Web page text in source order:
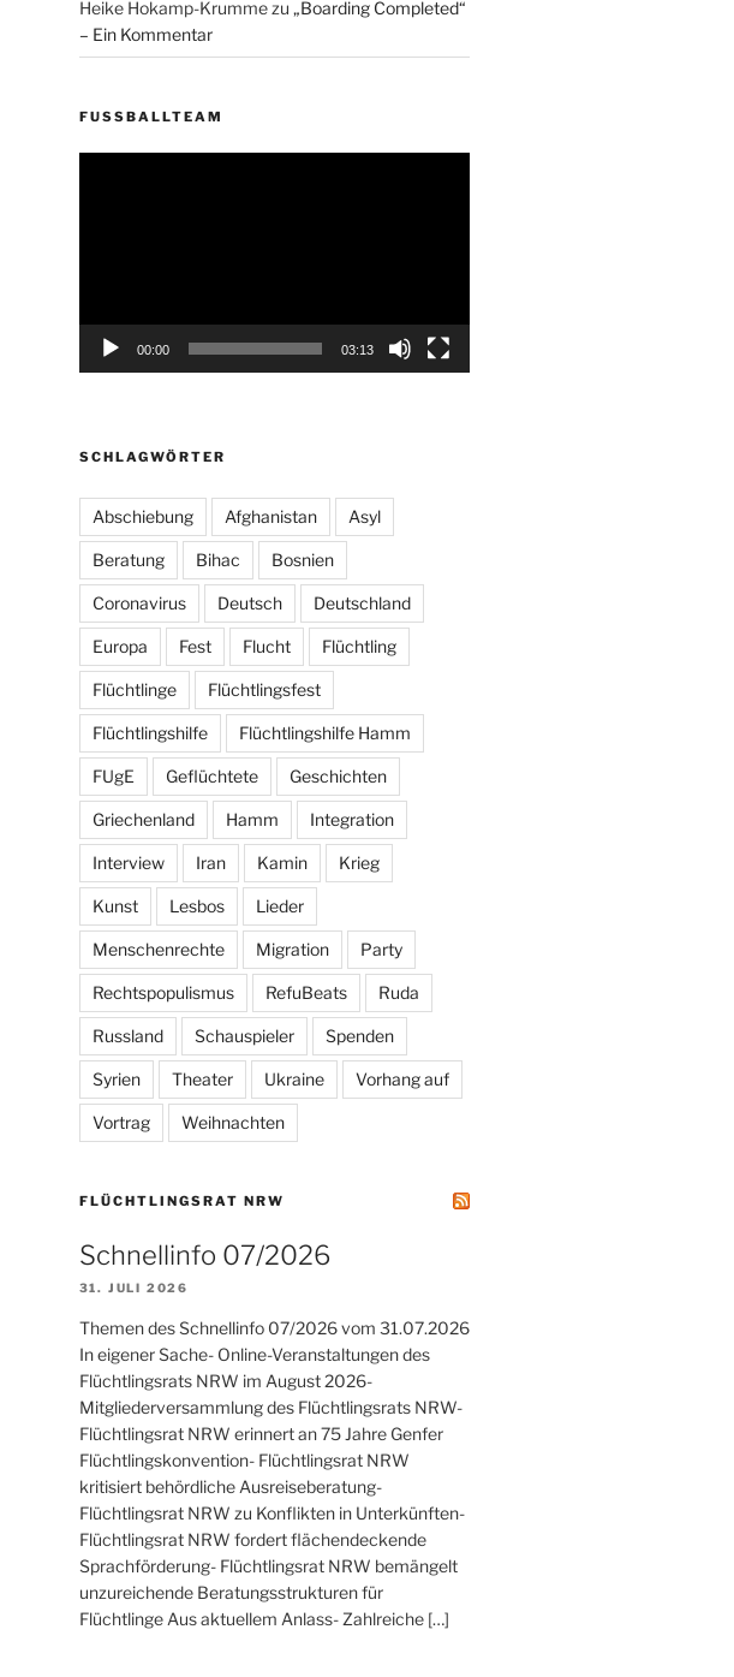
Heike Hokamp-Krummezu „Boarding Completed“
– Ein Kommentar
FUSSBALLTEAM
00:00 03:13
SCHLAGWÖRTER
Abschiebung Afghanistan Asyl
Beratung Bihac Bosnien
Coronavirus Deutsch Deutschland
Europa Fest Flucht Flüchtling
Flüchtlinge Flüchtlingsfest
Flüchtlingshilfe Flüchtlingshilfe Hamm
FUgE Geflüchtete Geschichten
Griechenland Hamm Integration
Interview Iran Kamin Krieg
Kunst Lesbos Lieder
Menschenrechte Migration Party
Rechtspopulismus RefuBeats Ruda
Russland Schauspieler Spenden
Syrien Theater Ukraine Vorhang auf
Vortrag Weihnachten
FLÜCHTLINGSRAT NRW
Schnellinfo 07/2026
31. JULI 2026
Themen des Schnellinfo 07/2026 vom 31.07.2026
In eigener Sache- Online-Veranstaltungen des
Flüchtlingsrats NRW im August 2026-
Mitgliederversammlung des Flüchtlingsrats NRW-
Flüchtlingsrat NRW erinnert an 75 Jahre Genfer
Flüchtlingskonvention- Flüchtlingsrat NRW
kritisiert behördliche Ausreiseberatung-
Flüchtlingsrat NRW zu Konflikten in Unterkünften-
Flüchtlingsrat NRW fordert flächendeckende
Sprachförderung- Flüchtlingsrat NRW bemängelt
unzureichende Beratungsstrukturen für
Flüchtlinge Aus aktuellem Anlass- Zahlreiche […]